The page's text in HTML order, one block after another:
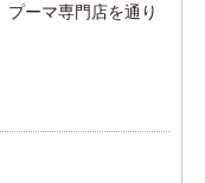
プーマ専門店を通り